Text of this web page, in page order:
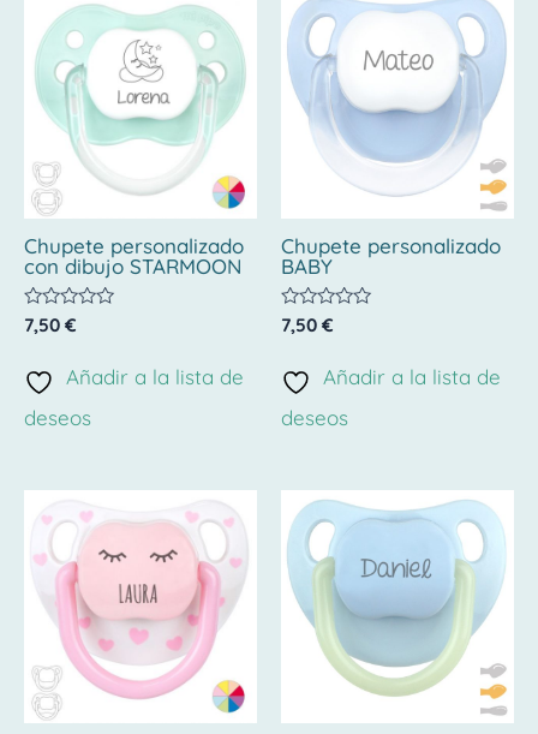
Chupete personalizado
con dibujo STARMOON
Valorado
con
de
5
7,50 €
Añadir a la lista de
deseos
Chupete personalizado
BABY
Valorado
con
de
5
7,50 €
Añadir a la lista de
deseos